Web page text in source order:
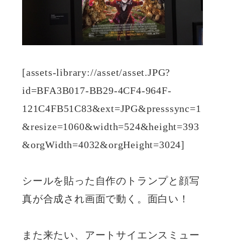
[assets-library://asset/asset.JPG?
id=BFA3B017-BB29-4CF4-964F-
121C4FB51C83&ext=JPG&presssync=1
&resize=1060&width=524&height=393
&orgWidth=4032&orgHeight=3024]
シールを貼った自作のトランプと顔写
真が合成され画面で動く。面白い！
また来たい、アートサイエンスミュー